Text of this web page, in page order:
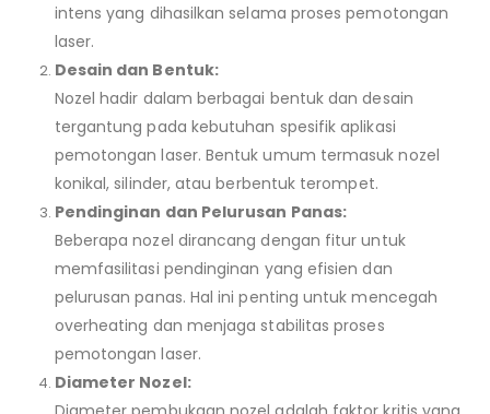
intens yang dihasilkan selama proses pemotongan
laser.
Desain dan Bentuk:
Nozel hadir dalam berbagai bentuk dan desain
tergantung pada kebutuhan spesifik aplikasi
pemotongan laser. Bentuk umum termasuk nozel
konikal, silinder, atau berbentuk terompet.
Pendinginan dan Pelurusan Panas:
Beberapa nozel dirancang dengan fitur untuk
memfasilitasi pendinginan yang efisien dan
pelurusan panas. Hal ini penting untuk mencegah
overheating dan menjaga stabilitas proses
pemotongan laser.
Diameter Nozel: